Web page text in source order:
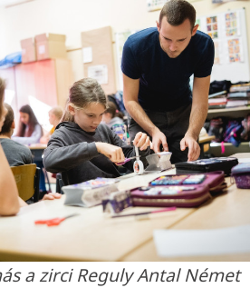
a zirci Reguly Antal Német